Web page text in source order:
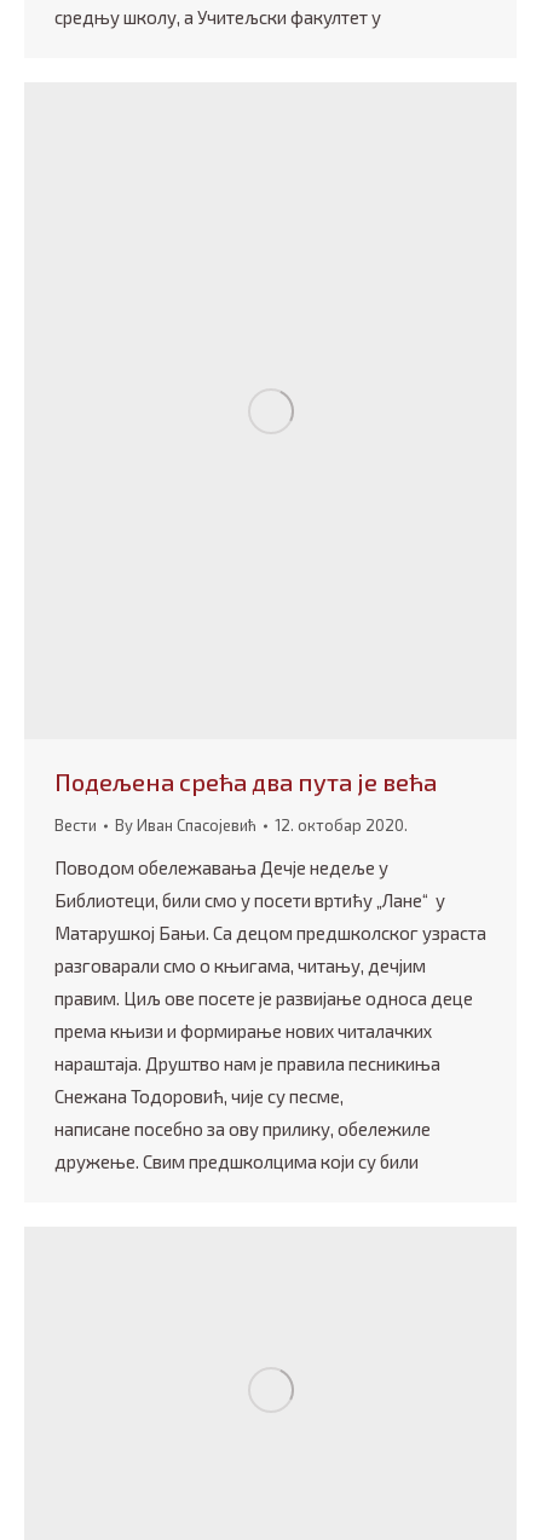
средњу школу, а Учитељски факултет у
Подељена срећа два пута је већа
Вести ByИван Спасојевић 12. октобар 2020.
Поводом обележавања Дечје недеље у
Библиотеци, били смо у посети вртићу „Лане“ у
Матарушкој Бањи. Са децом предшколског узраста
разговарали смо о књигама, читању, дечјим
правим. Циљ ове посетe је развијање односа деце
према књизи и формирање нових читалачких
нараштаја. Друштво нам је правила песникиња
Снежана Тодоровић, чије су песме,
написане посебно за ову прилику, обележиле
дружење. Свим предшколцима који су били